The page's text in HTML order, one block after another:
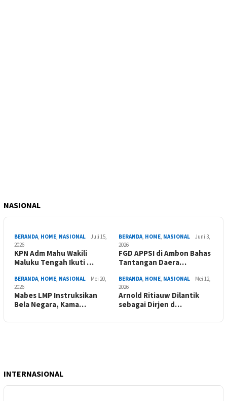
NASIONAL
BERANDA, HOME, NASIONAL
Juli 15,
2026
KPN Adm Mahu Wakili
Maluku Tengah Ikuti …
BERANDA, HOME, NASIONAL
Juni 3,
2026
FGD APPSI di Ambon Bahas
Tantangan Daera…
BERANDA, HOME, NASIONAL
Mei 20,
2026
Mabes LMP Instruksikan
Bela Negara, Kama…
BERANDA, HOME, NASIONAL
Mei 12,
2026
Arnold Ritiauw Dilantik
sebagai Dirjen d…
INTERNASIONAL